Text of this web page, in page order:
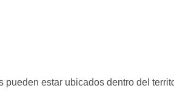
estar ubicados dentro del